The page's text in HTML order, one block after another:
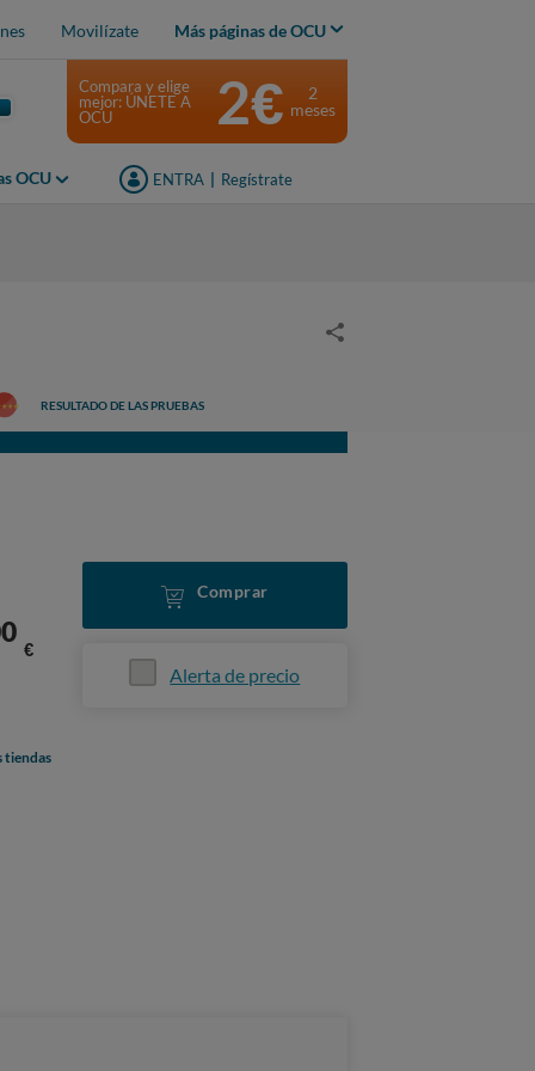
Movilízate Más páginas de OCU
OCU ENTRA Regístrate
Compara y elige
mejor: ÚNETE A
OCU
2€
2
meses
RESULTADO DE LAS PRUEBAS
€
Comprar
Alerta de precio
tiendas